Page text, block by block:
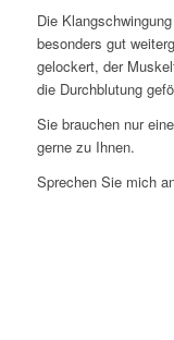
Die
besonders gut
gelockert, der
die Durchblutung
Sie brauchen nur
gerne zu Ihnen.
Sprechen Sie mich